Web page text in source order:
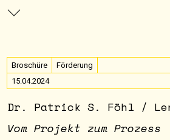
Broschüre
Förderung
15.04.2024
Dr. Patrick S. Föhl /
Vom Projekt zum Prozess